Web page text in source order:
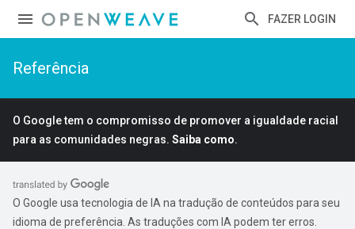
FAZER LOGIN
Referência
O Google tem o compromisso de promover a igualdade racial
para as comunidades negras. Saiba como.
O Google usa tecnologia de IA na tradução de conteúdos para seu
idioma de preferência. As traduções com IA podem ter erros.